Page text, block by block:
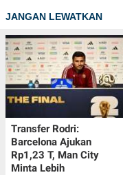
JANGAN LEWATKAN
Transfer Rodri:
Barcelona Ajukan
Rp1,23 T, Man City
Minta Lebih